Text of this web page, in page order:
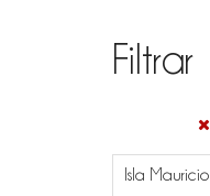
Filtrar
Isla Mauricio